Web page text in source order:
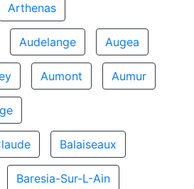
Arthenas
Audelange Augea
Aumont Aumur
Balaiseaux
Baresia-Sur-L-Ain